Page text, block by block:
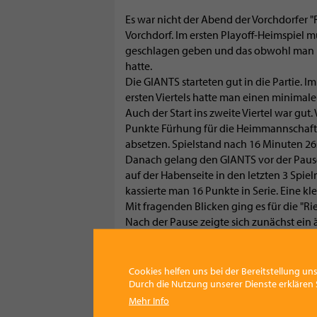
Es war nicht der Abend der Vorchdorfer
Vorchdorf. Im ersten Playoff-Heimspiel
geschlagen geben und das obwohl
hatte.
Die GIANTS starteten gut in die Partie.
ersten Viertels hatte man einen
Auch der Start ins zweite Viertel war
Punkte Fürhung für die
absetzen. Spielstand nach 16 Minuten
Danach gelang den GIANTS vor der
auf der Habenseite in den letzten 3
kassierte man 16 Punkte in Serie. Eine
Mit fragenden Blicken ging es für die
Nach der Pause zeigte sich zunächst
Doch das war das Alarmsignal für die
Ball und Zentimeter auf dem Spielfeld.
Vier Minuten vor dem Spielende beträgt
Cookies helfen uns bei der Bereitstellung
Durch die Nutzung unserer Dienste
Mehr Info